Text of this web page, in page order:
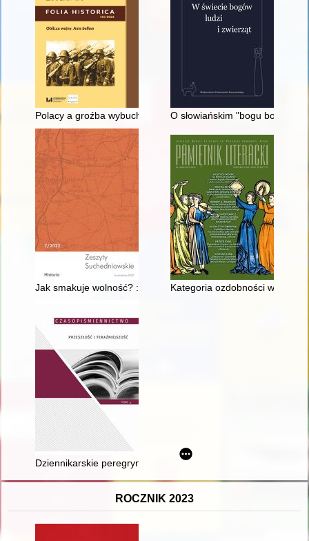
Polacy a groźba wybuchu nowego konfliktu globalnego po
O słowiańskim "bogu bogów"
Jak smakuje wolność? : kilka przykładów na
Kategoria ozdobności w
Dziennikarskie peregrynacje Prezes Związku Pisarzy Polskich
ROCZNIK 2023